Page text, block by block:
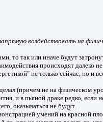
воздействовать на
то так или иначе будут
происходят далеко
не только сейчас, но и
(причем не на физическом
и в пьяной драке редко, если
оказываться не будут...
умений на красной